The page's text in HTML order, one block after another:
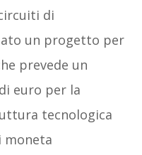
di
un progetto per
prevede un
euro per la
tecnologica
moneta